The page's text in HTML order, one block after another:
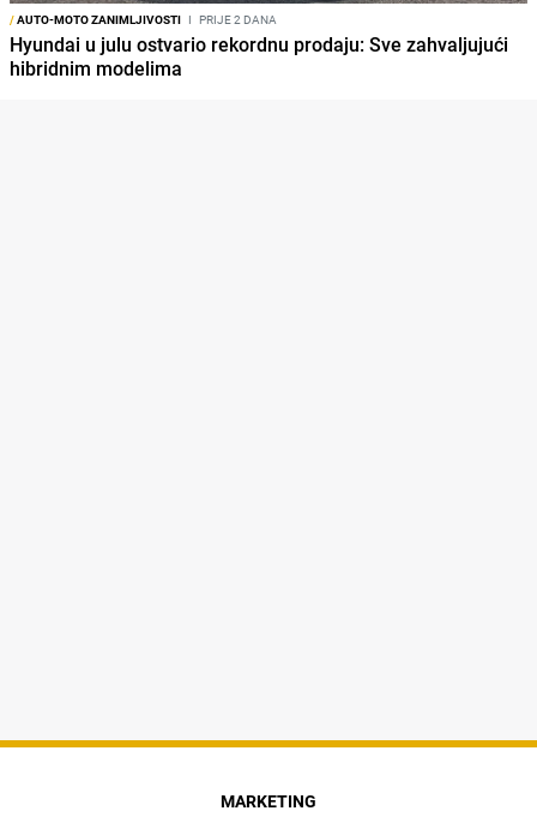
/AUTO-MOTO ZANIMLJIVOSTI I PRIJE 2 DANA
Hyundai u julu ostvario rekordnu prodaju: Sve zahvaljujući
hibridnim modelima
MARKETING